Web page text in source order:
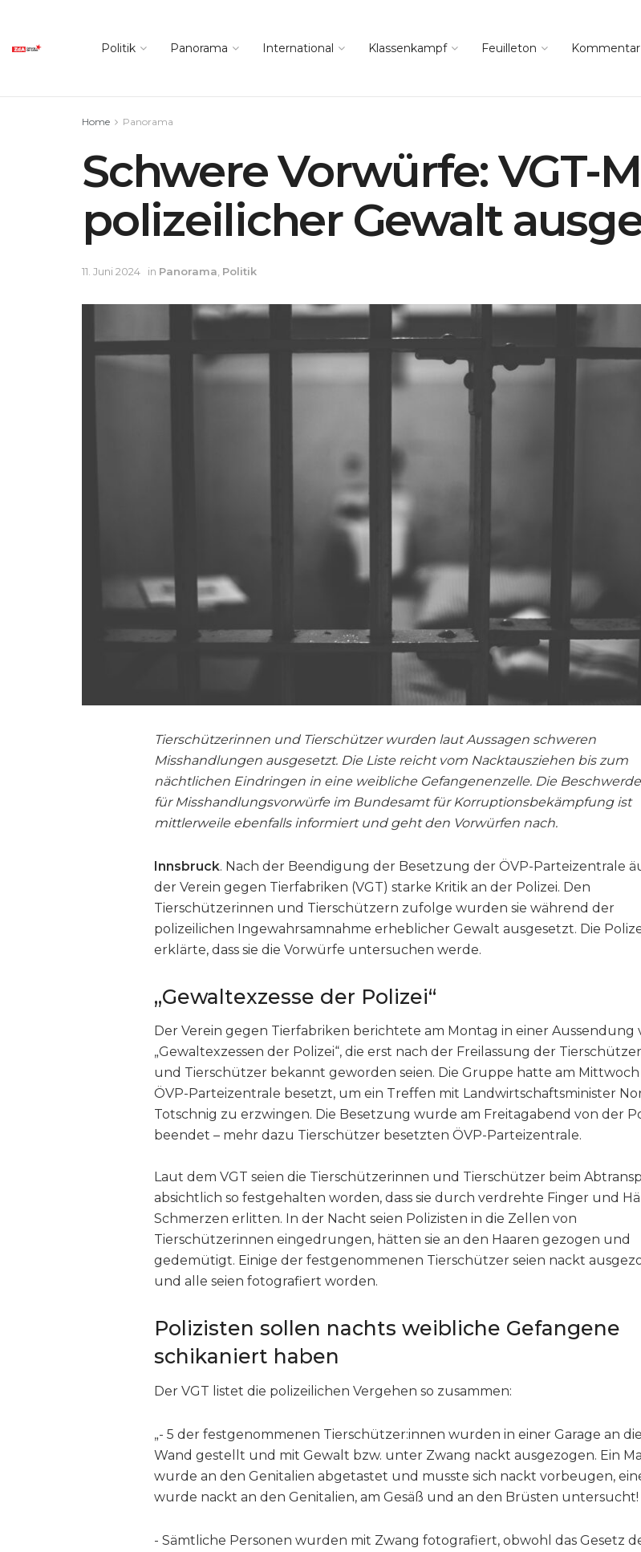
Politik Panorama International Klassenkampf Feuilleton Kommentar
Home Panorama
Schwere Vorwürfe: VGT-
polizeilicher Gewalt
11. Juni 2024 in Panorama, Politik
Tierschützerinnen und Tierschützer wurden laut Aussagen schweren
Misshandlungen ausgesetzt. Die Liste reicht vom Nacktausziehen bis zum
nächtlichen Eindringen in eine weibliche Gefangenenzelle. Die
für Misshandlungsvorwürfe im Bundesamt für Korruptionsbekämpfung ist
mittlerweile ebenfalls informiert und geht den Vorwürfen nach.
Innsbruck. Nach der Beendigung der Besetzung der ÖVP-Parteizentrale
der Verein gegen Tierfabriken (VGT) starke Kritik an der Polizei. Den
Tierschützerinnen und Tierschützern zufolge wurden sie während der
polizeilichen Ingewahrsamnahme erheblicher Gewalt ausgesetzt. Die
erklärte, dass sie die Vorwürfe untersuchen werde.
„Gewaltexzesse der Polizei“
Der Verein gegen Tierfabriken berichtete am Montag in einer Aussendung
„Gewaltexzessen der Polizei“, die erst nach der Freilassung der
und Tierschützer bekannt geworden seien. Die Gruppe hatte am Mittwoch
ÖVP-Parteizentrale besetzt, um ein Treffen mit Landwirtschaftsminister
Totschnig zu erzwingen. Die Besetzung wurde am Freitagabend von der
beendet – mehr dazu Tierschützer besetzten ÖVP-Parteizentrale.
Laut dem VGT seien die Tierschützerinnen und Tierschützer beim
absichtlich so festgehalten worden, dass sie durch verdrehte Finger und
Schmerzen erlitten. In der Nacht seien Polizisten in die Zellen von
Tierschützerinnen eingedrungen, hätten sie an den Haaren gezogen und
gedemütigt. Einige der festgenommenen Tierschützer seien nackt
und alle seien fotografiert worden.
Polizisten sollen nachts weibliche Gefangene
schikaniert haben
Der VGT listet die polizeilichen Vergehen so zusammen:
„- 5 der festgenommenen Tierschützer:innen wurden in einer Garage an die
Wand gestellt und mit Gewalt bzw. unter Zwang nackt ausgezogen. Ein
wurde an den Genitalien abgetastet und musste sich nackt vorbeugen,
wurde nackt an den Genitalien, am Gesäß und an den Brüsten untersucht!
- Sämtliche Personen wurden mit Zwang fotografiert, obwohl das Gesetz